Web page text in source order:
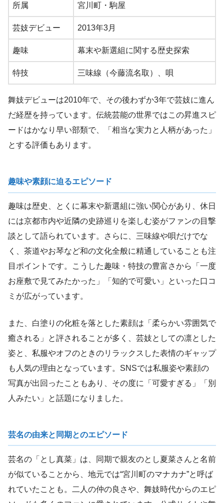
所属 宮川町・駒屋
芸妓デビュー 2013年3月
趣味 幕末や新選組に関する歴史探索
特技 三味線（今藤流名取）、唄
舞妓デビューは2010年で、その後わずか3年で芸妓に進ん
だ経歴を持っています。伝統芸能の世界ではこの昇進スピ
ードはかなり早い部類で、「相当な実力と人柄があった」
とする評価もあります。
趣味や素顔に迫るエピソード
趣味は歴史、とくに幕末や新選組に強い関心があり、休日
には京都市内や近隣の史跡巡りを楽しむ姿がファンの目撃
談として語られています。さらに、三味線や唄だけでな
く、茶道やお琴など和の文化全般に精通していることも注
目ポイントです。こうした趣味・特技の豊富さから「一度
お座敷で見てみたかった」「知的で可愛い」といった口コ
ミが広がっています。
また、白塗りの化粧を落とした素顔は「柔らかい雰囲気で
癒される」と評されることが多く、芸妓としての凛とした
姿と、私服やオフのときのリラックスした表情のギャップ
も人気の理由となっています。SNSでは私服姿や素顔の
写真が出回ったこともあり、その度に「可愛すぎる」「別
人みたい」と話題になりました。
芸名の由来と同期とのエピソード
芸名の「とし真菜」は、同期で親友のとし夏菜さんと名前
が似ていることから、地元では“宮川町のマナカナ”と呼ば
れていたことも。二人の仲の良さや、舞妓時代からのエピ